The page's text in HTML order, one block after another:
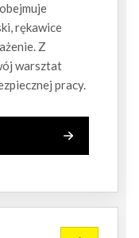
rękawice
Z
warsztat
pracy.